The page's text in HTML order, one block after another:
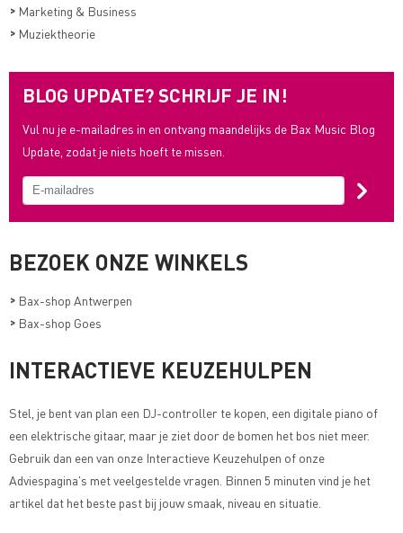
> Marketing & Business
> Muziektheorie
BLOG UPDATE? SCHRIJF JE IN!
Vul nu je e-mailadres in en ontvang maandelijks de Bax Music Blog
Update, zodat je niets hoeft te missen.
BEZOEK ONZE WINKELS
> Bax-shop Antwerpen
> Bax-shop Goes
INTERACTIEVE KEUZEHULPEN
Stel, je bent van plan een DJ-controller te kopen, een digitale piano of
een elektrische gitaar, maar je ziet door de bomen het bos niet meer.
Gebruik dan een van onze Interactieve Keuzehulpen of onze
Adviespagina's met veelgestelde vragen . Binnen 5 minuten vind je het
artikel dat het beste past bij jouw smaak, niveau en situatie.